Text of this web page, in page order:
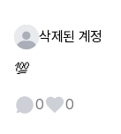
삭제된 계정
💯
0 0